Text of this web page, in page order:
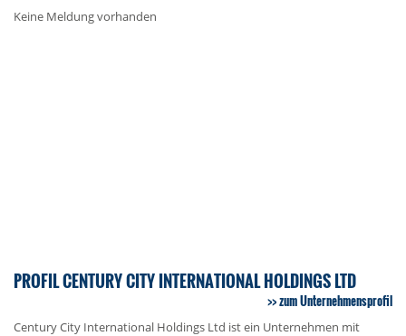
Keine Meldung vorhanden
PROFIL CENTURY CITY INTERNATIONAL HOLDINGS LTD
zum Unternehmensprofil
Century City International Holdings Ltd ist ein Unternehmen mit